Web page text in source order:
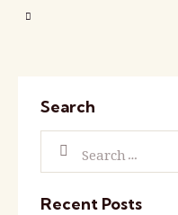
Search
Recent Posts